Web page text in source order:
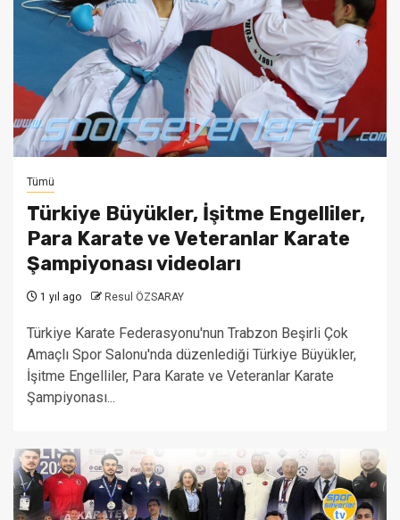
Tümü
Türkiye Büyükler, İşitme Engelliler,
Para Karate ve Veteranlar Karate
Şampiyonası videoları
1 yıl ago Resul ÖZSARAY
Türkiye Karate Federasyonu'nun Trabzon Beşirli Çok
Amaçlı Spor Salonu'nda düzenlediği Türkiye Büyükler,
İşitme Engelliler, Para Karate ve Veteranlar Karate
Şampiyonası...